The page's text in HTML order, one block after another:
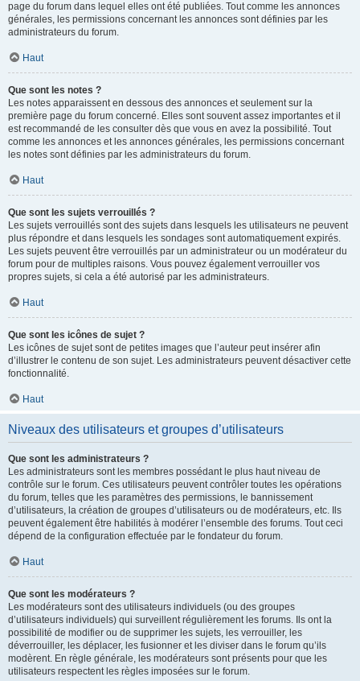
page du forum dans lequel elles ont été publiées. Tout comme les annonces
générales, les permissions concernant les annonces sont définies par les
administrateurs du forum.
Haut
Que sont les notes ?
Les notes apparaissent en dessous des annonces et seulement sur la
première page du forum concerné. Elles sont souvent assez importantes et il
est recommandé de les consulter dès que vous en avez la possibilité. Tout
comme les annonces et les annonces générales, les permissions concernant
les notes sont définies par les administrateurs du forum.
Haut
Que sont les sujets verrouillés ?
Les sujets verrouillés sont des sujets dans lesquels les utilisateurs ne peuvent
plus répondre et dans lesquels les sondages sont automatiquement expirés.
Les sujets peuvent être verrouillés par un administrateur ou un modérateur du
forum pour de multiples raisons. Vous pouvez également verrouiller vos
propres sujets, si cela a été autorisé par les administrateurs.
Haut
Que sont les icônes de sujet ?
Les icônes de sujet sont de petites images que l’auteur peut insérer afin
d’illustrer le contenu de son sujet. Les administrateurs peuvent désactiver cette
fonctionnalité.
Haut
Niveaux des utilisateurs et groupes d’utilisateurs
Que sont les administrateurs ?
Les administrateurs sont les membres possédant le plus haut niveau de
contrôle sur le forum. Ces utilisateurs peuvent contrôler toutes les opérations
du forum, telles que les paramètres des permissions, le bannissement
d’utilisateurs, la création de groupes d’utilisateurs ou de modérateurs, etc. Ils
peuvent également être habilités à modérer l’ensemble des forums. Tout ceci
dépend de la configuration effectuée par le fondateur du forum.
Haut
Que sont les modérateurs ?
Les modérateurs sont des utilisateurs individuels (ou des groupes
d’utilisateurs individuels) qui surveillent régulièrement les forums. Ils ont la
possibilité de modifier ou de supprimer les sujets, les verrouiller, les
déverrouiller, les déplacer, les fusionner et les diviser dans le forum qu’ils
modèrent. En règle générale, les modérateurs sont présents pour que les
utilisateurs respectent les règles imposées sur le forum.